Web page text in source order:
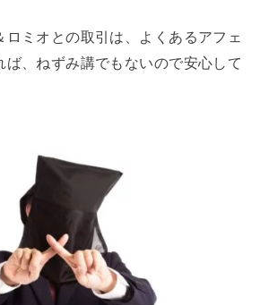
ロミオとの取引は、よくあるアフェ
ば、ねずみ講でもないので安心して